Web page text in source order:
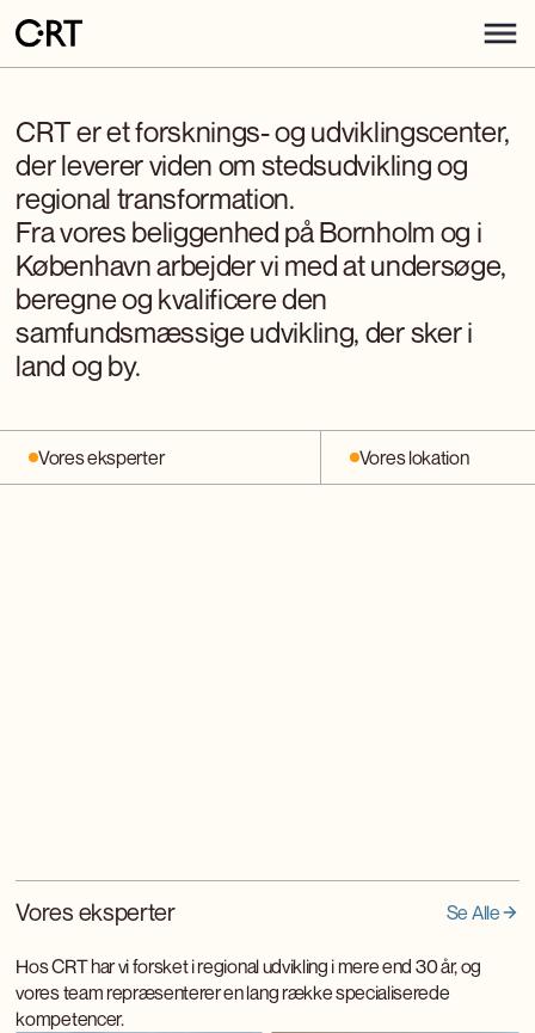
CRT er et forsknings- og udviklingscenter,
der leverer viden om stedsudvikling og
regional transformation.
Fra vores beliggenhed på Bornholm og i
København arbejder vi med at undersøge,
beregne og kvalificere den
samfundsmæssige udvikling, der sker i
land og by.
Vores eksperter Vores lokation
Vores eksperter Se Alle
Hos CRT har vi forsket i regional udvikling i mere end 30 år, og
vores team repræsenterer en lang række specialiserede
kompetencer.